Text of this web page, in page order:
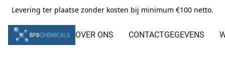
Levering ter plaatse zonder kosten bij minimum €100 netto.
OVER ONS CONTACTGEGEVENS